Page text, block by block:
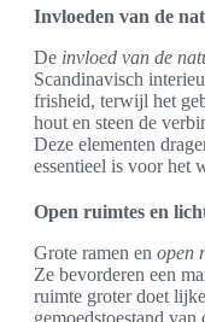
Invloeden van de
De invloed van de
Scandinavisch
frisheid, terwijl het
hout en steen de
Deze elementen
essentieel is voor het
Open ruimtes en
Grote ramen en open
Ze bevorderen een
ruimte groter doet